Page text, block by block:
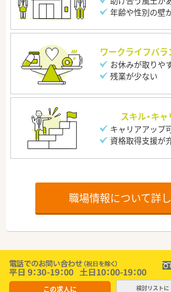
年齢や性別の壁
ワークライフバラ
お休みが取りや
残業が少ない
スキル・キ
キャリアアップ
資格取得支援が
職場情報について詳
この求人に 検討リストに